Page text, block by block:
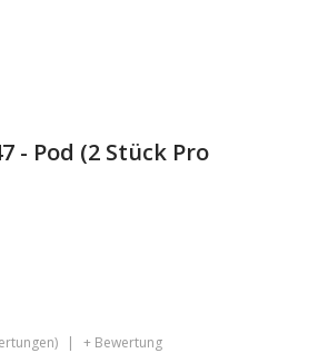
- Pod (2 Stück Pro
+ Bewertung